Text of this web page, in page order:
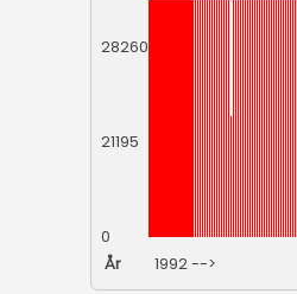
28260
21195
0
År
1992 -->